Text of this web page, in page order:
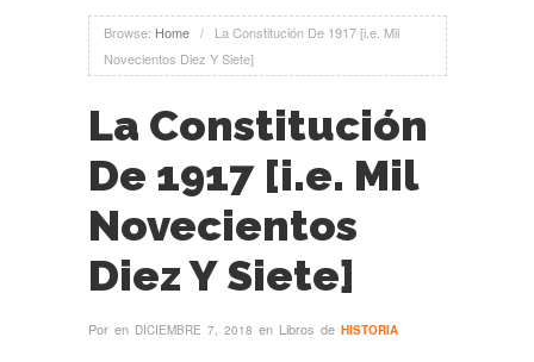
Browse: Home /
La Constitución De 1917 [i.e. Mil
Novecientos Diez Y Siete]
La Constitución
De 1917 [i.e. Mil
Novecientos
Diez Y Siete]
Por en DICIEMBRE 7, 2018 en Libros de HISTORIA